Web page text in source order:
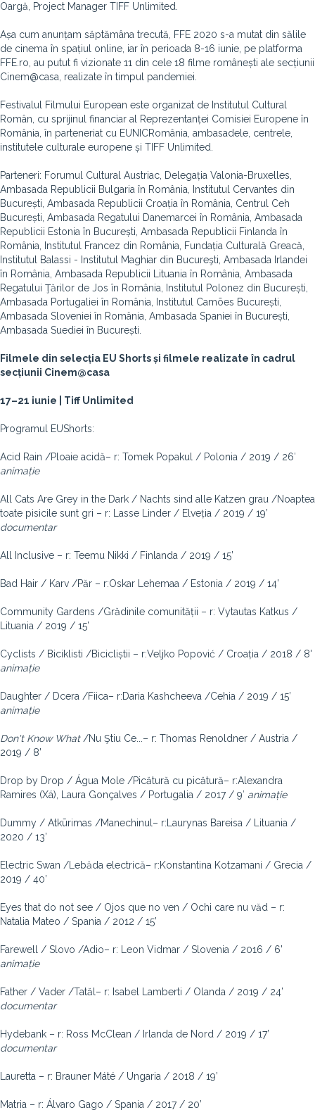
Oargă, Project Manager TIFF Unlimited.
Așa cum anunțam săptămâna trecută, FFE 2020 s-a mutat din sălile
de cinema în spațiul online, iar în perioada 8-16 iunie, pe platforma
FFE.ro, au putut fi vizionate 11 din cele 18 filme românești ale secțiunii
Cinem@casa, realizate în timpul pandemiei.
Festivalul Filmului European este organizat de Institutul Cultural
Român, cu sprijinul financiar al Reprezentanței Comisiei Europene în
România, în parteneriat cu EUNICRomânia, ambasadele, centrele,
institutele culturale europene și TIFF Unlimited.
Parteneri: Forumul Cultural Austriac, Delegația Valonia-Bruxelles,
Ambasada Republicii Bulgaria în România, Institutul Cervantes din
București, Ambasada Republicii Croația în România, Centrul Ceh
București, Ambasada Regatului Danemarcei în România, Ambasada
Republicii Estonia în București, Ambasada Republicii Finlanda în
România, Institutul Francez din România, Fundația Culturală Greacă,
Institutul Balassi - Institutul Maghiar din Bucureşti, Ambasada Irlandei
în România, Ambasada Republicii Lituania în România, Ambasada
Regatului Ţărilor de Jos în România, Institutul Polonez din București,
Ambasada Portugaliei în România, Institutul Camões București,
Ambasada Sloveniei în România, Ambasada Spaniei în București,
Ambasada Suediei în București.
Filmele din selecția EU Shorts și filmele realizate în cadrul
secțiunii Cinem@casa
17–21 iunie | Tiff Unlimited
Programul EUShorts:
Acid Rain /Ploaie acidă– r: Tomek Popakul / Polonia / 2019 / 26′
animație
All Cats Are Grey in the Dark / Nachts sind alle Katzen grau /Noaptea
toate pisicile sunt gri – r: Lasse Linder / Elveția / 2019 / 19’
documentar
All Inclusive – r: Teemu Nikki / Finlanda / 2019 / 15’
Bad Hair / Karv /Păr – r:Oskar Lehemaa / Estonia / 2019 / 14’
Community Gardens /Grădinile comunității – r: Vytautas Katkus /
Lituania / 2019 / 15’
Cyclists / Biciklisti /Bicicliștii – r:Veljko Popović / Croația / 2018 / 8'
animație
Daughter / Dcera /Fiica– r:Daria Kashcheeva /Cehia / 2019 / 15’
animație
Don't Know What/Nu Ştiu Ce...– r: Thomas Renoldner / Austria /
2019 / 8’
Drop by Drop / Água Mole /Picătură cu picătură– r:Alexandra
Ramires (Xá), Laura Gonçalves / Portugalia / 2017 / 9′ animație
Dummy / Atkūrimas /Manechinul– r:Laurynas Bareisa / Lituania /
2020 / 13’
Electric Swan /Lebăda electrică– r:Konstantina Kotzamani / Grecia /
2019 / 40’
Eyes that do not see / Ojos que no ven / Ochi care nu văd – r:
Natalia Mateo / Spania / 2012 / 15’
Farewell / Slovo /Adio– r: Leon Vidmar / Slovenia / 2016 / 6’
animație
Father / Vader /Tatăl– r: Isabel Lamberti / Olanda / 2019 / 24’
documentar
Hydebank – r: Ross McClean / Irlanda de Nord / 2019 / 17’
documentar
Lauretta – r: Brauner Máté / Ungaria / 2018 / 19’
Matria – r: Álvaro Gago / Spania / 2017 / 20’